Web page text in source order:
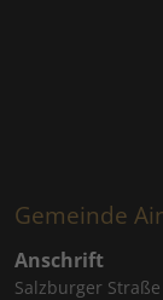
Gemeinde
Anschrift
Salzburger Straße